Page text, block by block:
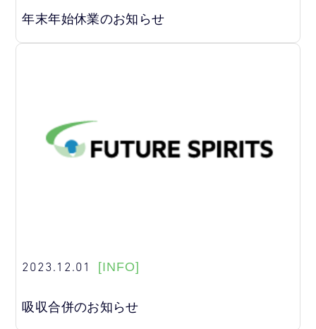
年末年始休業のお知らせ
2023.12.01 [INFO]
吸収合併のお知らせ